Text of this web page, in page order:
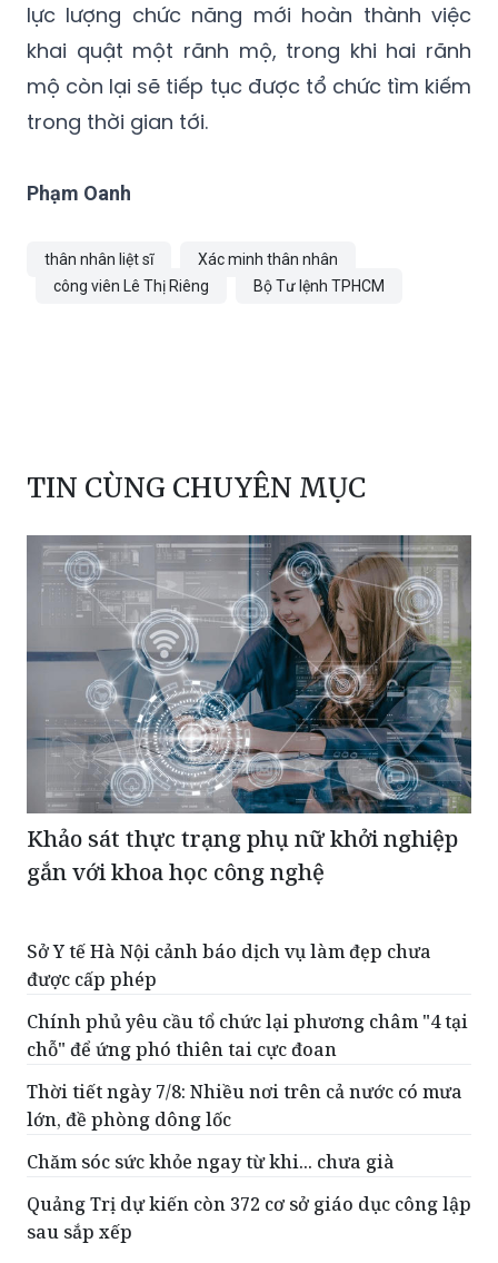
lực lượng chức năng mới hoàn thành việc
khai quật một rãnh mộ, trong khi hai rãnh
mộ còn lại sẽ tiếp tục được tổ chức tìm kiếm
trong thời gian tới.
Phạm Oanh
thân nhân liệt sĩ
Xác minh thân nhân
công viên Lê Thị Riêng
Bộ Tư lệnh TPHCM
TIN CÙNG CHUYÊN MỤC
Khảo sát thực trạng phụ nữ khởi nghiệp
gắn với khoa học công nghệ
Sở Y tế Hà Nội cảnh báo dịch vụ làm đẹp chưa
được cấp phép
Chính phủ yêu cầu tổ chức lại phương châm "4 tại
chỗ" để ứng phó thiên tai cực đoan
Thời tiết ngày 7/8: Nhiều nơi trên cả nước có mưa
lớn, đề phòng dông lốc
Chăm sóc sức khỏe ngay từ khi... chưa già
Quảng Trị dự kiến còn 372 cơ sở giáo dục công lập
sau sắp xếp